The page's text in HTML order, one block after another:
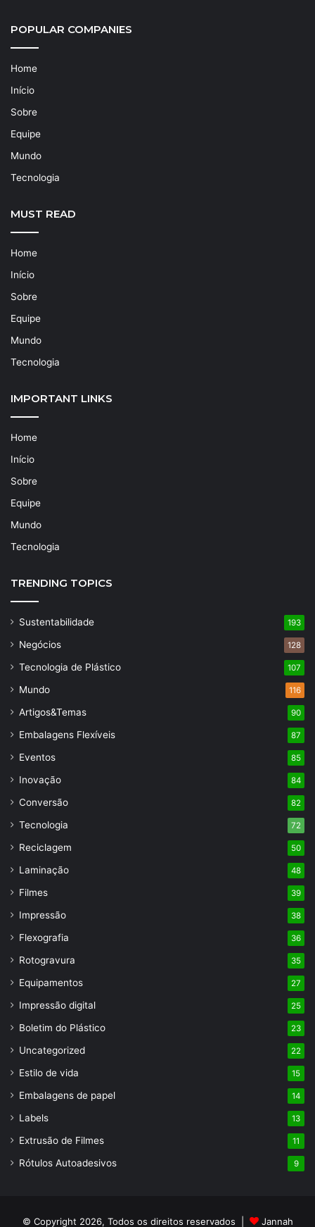
POPULAR COMPANIES
Home
Início
Sobre
Equipe
Mundo
Tecnologia
MUST READ
Home
Início
Sobre
Equipe
Mundo
Tecnologia
IMPORTANT LINKS
Home
Início
Sobre
Equipe
Mundo
Tecnologia
TRENDING TOPICS
Sustentabilidade 193
Negócios 128
Tecnologia de Plástico 107
Mundo 116
Artigos&Temas 90
Embalagens Flexíveis 87
Eventos 85
Inovação 84
Conversão 82
Tecnologia 72
Reciclagem 50
Laminação 48
Filmes 39
Impressão 38
Flexografia 36
Rotogravura 35
Equipamentos 27
Impressão digital 25
Boletim do Plástico 23
Uncategorized 22
Estilo de vida 15
Embalagens de papel 14
Labels 13
Extrusão de Filmes 11
Rótulos Autoadesivos 9
© Copyright 2026, Todos os direitos reservados | Jannah